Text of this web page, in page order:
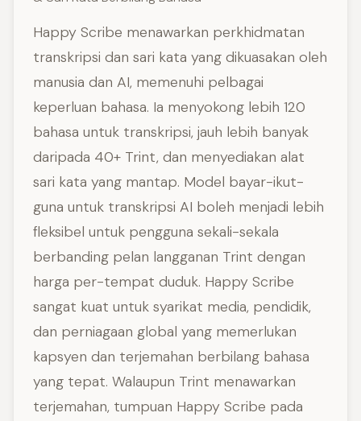
Happy Scribe menawarkan perkhidmatan
transkripsi dan sari kata yang dikuasakan oleh
manusia dan AI, memenuhi pelbagai
keperluan bahasa. Ia menyokong lebih 120
bahasa untuk transkripsi, jauh lebih banyak
daripada 40+ Trint, dan menyediakan alat
sari kata yang mantap. Model bayar-ikut-
guna untuk transkripsi AI boleh menjadi lebih
fleksibel untuk pengguna sekali-sekala
berbanding pelan langganan Trint dengan
harga per-tempat duduk. Happy Scribe
sangat kuat untuk syarikat media, pendidik,
dan perniagaan global yang memerlukan
kapsyen dan terjemahan berbilang bahasa
yang tepat. Walaupun Trint menawarkan
terjemahan, tumpuan Happy Scribe pada